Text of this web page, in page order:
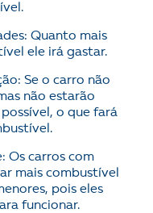
Quanto mais
ele irá gastar.
Se o carro não
não estarão
o que fará
Os carros com
mais combustível
pois eles
funcionar.